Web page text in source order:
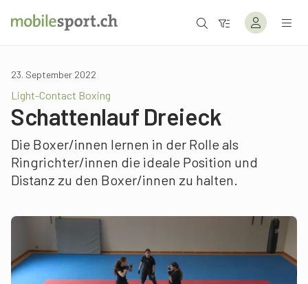
23. September 2022
Light-Contact Boxing
Schattenlauf Dreieck
Die Boxer/innen lernen in der Rolle als
Ringrichter/innen die ideale Position und
Distanz zu den Boxer/innen zu halten.